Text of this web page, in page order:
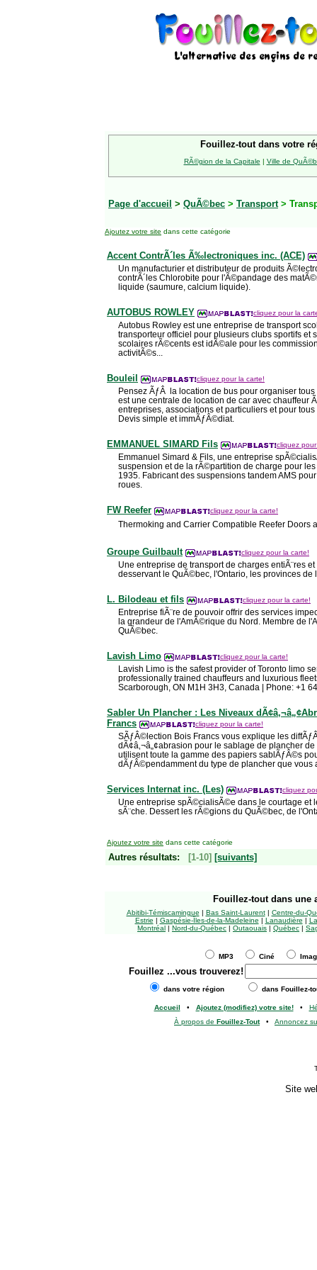
Fouillez-tout dans votre
RÃ©gion de la Capitale | Ville de
Page d'accueil > QuÃ©bec > Transport>
Ajoutez votre site dans cette catégorie
Accent ContrÃ´les Ã‰lectroniques inc. (ACE)
Un manufacturier et distributeur de produits
contrÃ´les Chlorobite pour l'Ã©pandage des
liquide (saumure, calcium liquide).
AUTOBUS ROWLEY cliquez pour la
Autobus Rowley est une entreprise de transport
transporteur officiel pour plusieurs clubs sportifs et
scolaires rÃ©cents est idÃ©ale pour les
activitÃ©s...
Bouleil cliquez pour la carte!
Pensez ÃƒÂ la location de bus pour organiser
est une centrale de location de car avec chauffeur
entreprises, associations et particuliers et pour
Devis simple et immÃƒÂ©diat.
EMMANUEL SIMARD Fils cliquez
Emmanuel Simard & Fils, une entreprise
suspension et de la rÃ©partition de charge pour
1935. Fabricant des suspensions tandem AMS
roues.
FW Reefer cliquez pour la carte!
Thermoking and Carrier Compatible Reefer Doors
Groupe Guilbault cliquez pour la carte!
Une entreprise de transport de charges entiÃ¨res
desservant le QuÃ©bec, l'Ontario, les provinces
L. Bilodeau et fils cliquez pour la carte!
Entreprise fiÃ¨re de pouvoir offrir des services
la grandeur de l'AmÃ©rique du Nord. Membre de
QuÃ©bec.
Lavish Limo cliquez pour la carte!
Lavish Limo is the safest provider of Toronto limo
professionally trained chauffeurs and luxurious
Scarborough, ON M1H 3H3, Canada | Phone: +1
Sabler Un Plancher : Les Niveaux
Francs
cliquez pour la carte!
SÃƒÂ©lection Bois Francs vous explique les
dÃ¢â‚¬â„¢abrasion pour le sablage de plancher
utilisent toute la gamme des papiers sablÃƒÂ©s
dÃƒÂ©pendamment du type de plancher que vous
Services Internat inc. (Les) cliquez
Une entreprise spÃ©cialisÃ©e dans le courtage et
sÃ¨che. Dessert les rÃ©gions du QuÃ©bec, de
Ajoutez votre site dans cette catégorie
Autres résultats: [1-10] [suivants]
Fouillez-tout dans une
Abitibi-Témiscamingue | Bas Saint-Laurent| Centre-du-
Estrie | Gaspésie-Îles-de-la-Madeleine | Lanaudière |
Montréal | Nord-du-Québec | Outaouais | Québec |
MP3 Ciné
Fouillez ...vous trouverez!
dans votre région dans Fouillez-
Accueil • Ajoutez (modifiez) votre site!•
À propos de Fouillez-Tout• Annoncez
Site